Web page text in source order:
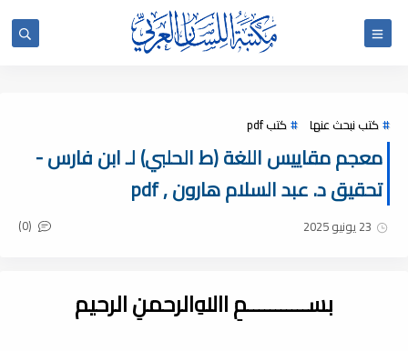
كتب نبحث عنها كتب pdf
معجم مقاييس اللغة (ط الحلبي) لـ ابن فارس -
تحقيق د. عبد السلام هارون , pdf
23 يونيو 2025 (0)
بســـــــــــمِ اﷲِالرحمنِ الرحيم